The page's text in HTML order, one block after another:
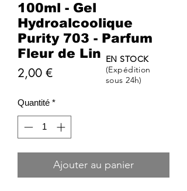
100ml - Gel
Hydroalcoolique
Purity 703 - Parfum
Fleur de Lin
2,00 €Prix
Quantité *
Ajouter au panier
EN STOCK
(Expédition
sous 24h)